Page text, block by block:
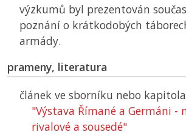
výzkumů byl prezentován
poznání o krátkodobých
armády.
prameny, literatura
článek ve sborníku nebo
"Výstava Římané a Germáni -
rivalové a sousedé"